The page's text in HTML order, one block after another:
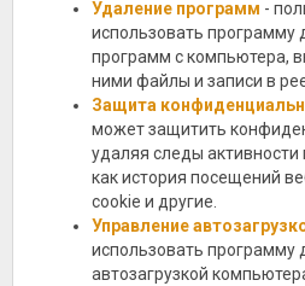
Удаление программ -
использовать программу
программ с компьютера,
ними файлы и записи в
Защита
может защитить
удаляя следы активности
как история посещений
cookie и другие.
Управление
использовать программу
автозагрузкой